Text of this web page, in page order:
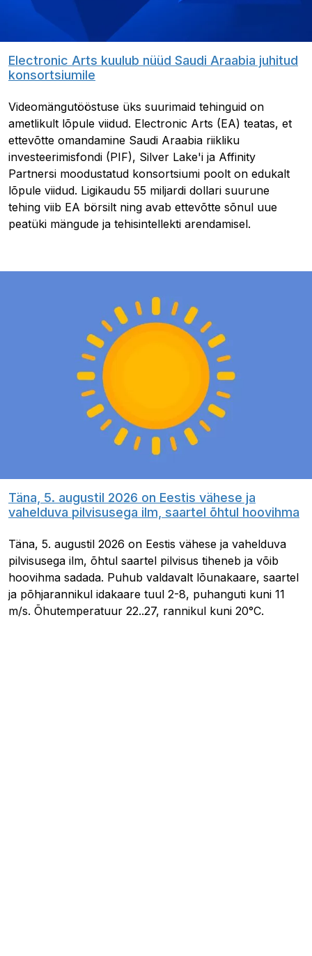
Electronic Arts kuulub nüüd Saudi Araabia juhitud
konsortsiumile
Videomängutööstuse üks suurimaid tehinguid on
ametlikult lõpule viidud. Electronic Arts (EA) teatas, et
ettevõtte omandamine Saudi Araabia riikliku
investeerimisfondi (PIF), Silver Lake'i ja Affinity
Partnersi moodustatud konsortsiumi poolt on edukalt
lõpule viidud. Ligikaudu 55 miljardi dollari suurune
tehing viib EA börsilt ning avab ettevõtte sõnul uue
peatüki mängude ja tehisintellekti arendamisel.
Täna, 5. augustil 2026 on Eestis vähese ja
vahelduva pilvisusega ilm, saartel õhtul hoovihma
Täna, 5. augustil 2026 on Eestis vähese ja vahelduva
pilvisusega ilm, õhtul saartel pilvisus tiheneb ja võib
hoovihma sadada. Puhub valdavalt lõunakaare, saartel
ja põhjarannikul idakaare tuul 2-8, puhanguti kuni 11
m/s. Õhutemperatuur 22..27, rannikul kuni 20°C.